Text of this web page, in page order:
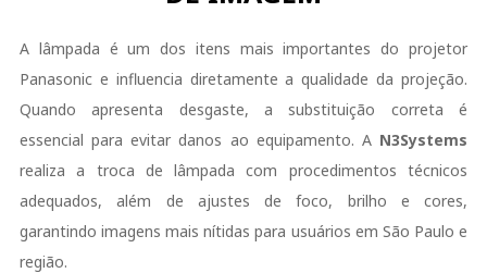
A lâmpada é um dos itens mais importantes do projetor
Panasonic e influencia diretamente a qualidade da projeção.
Quando apresenta desgaste, a substituição correta é
essencial para evitar danos ao equipamento. A N3Systems
realiza a troca de lâmpada com procedimentos técnicos
adequados, além de ajustes de foco, brilho e cores,
garantindo imagens mais nítidas para usuários em São Paulo e
região.